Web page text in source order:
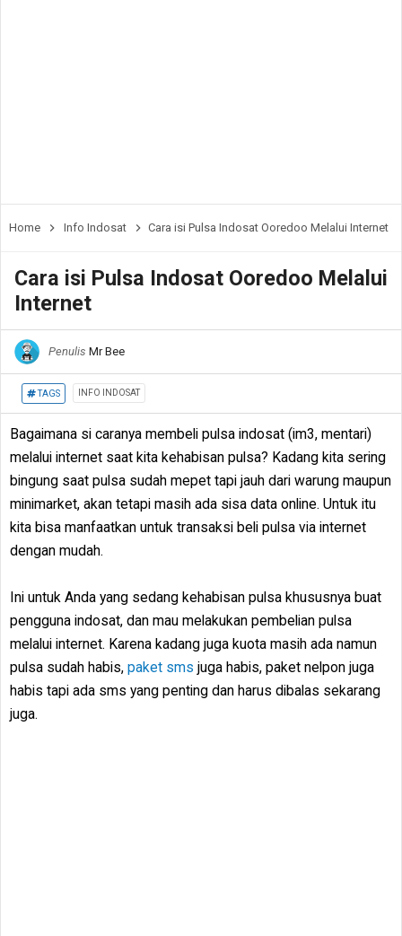
Home Info Indosat Cara isi Pulsa Indosat Ooredoo Melalui Internet
Cara isi Pulsa Indosat Ooredoo Melalui
Internet
Penulis Mr Bee
TAGS INFO INDOSAT
Bagaimana si caranya membeli pulsa indosat (im3, mentari)
melalui internet saat kita kehabisan pulsa? Kadang kita sering
bingung saat pulsa sudah mepet tapi jauh dari warung maupun
minimarket, akan tetapi masih ada sisa data online. Untuk itu
kita bisa manfaatkan untuk transaksi beli pulsa via internet
dengan mudah.
Ini untuk Anda yang sedang kehabisan pulsa khususnya buat
pengguna indosat, dan mau melakukan pembelian pulsa
melalui internet. Karena kadang juga kuota masih ada namun
pulsa sudah habis, paket sms juga habis, paket nelpon juga
habis tapi ada sms yang penting dan harus dibalas sekarang
juga.